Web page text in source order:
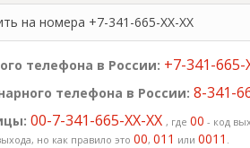
на номера +7-341-665-XX-XX
телефона в России: +7-341-665-
телефона в России: 8-341-
00-7-341-665-XX-XX , где 00 - код
но как правило это 00, 011 или 0011 .